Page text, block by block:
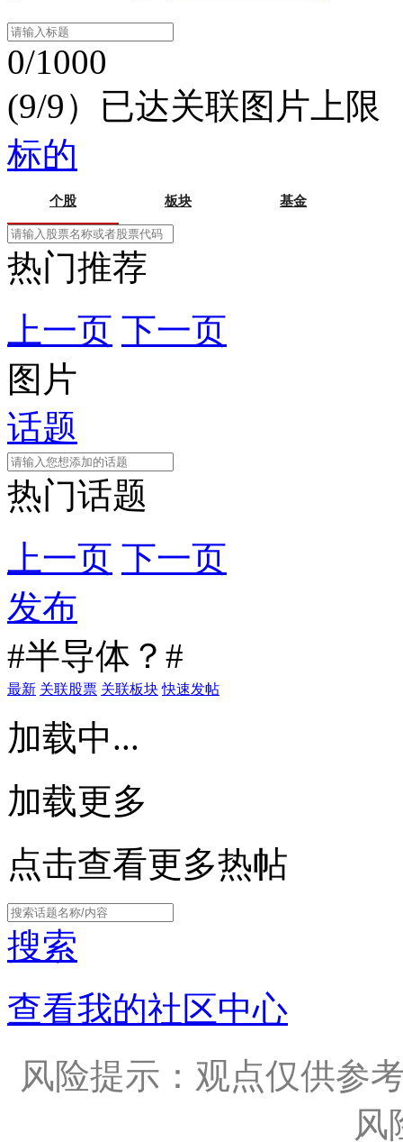
0/1000
(9/9）已达关联图片上限
标的
个股 板块 基金
热门推荐
上一页 下一页
图片
话题
热门话题
上一页 下一页
发布
#半导体？#
最新 关联股票 关联板块 快速发帖
加载中...
加载更多
点击查看更多热帖
搜索
查看我的社区中心
风险提示：观点仅供参
风